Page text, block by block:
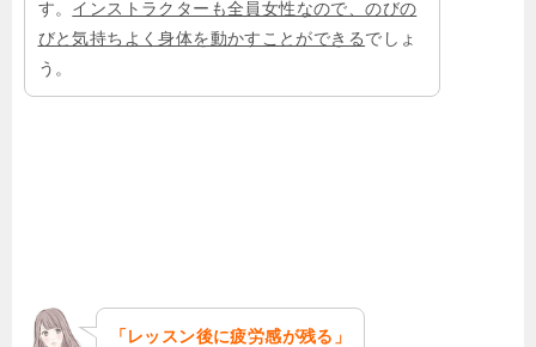
す。 インストラクターも全員女性なので、のびの
びと気持ちよく身体を動かすことができるでしょ
う。
「レッスン後に疲労感が残る」